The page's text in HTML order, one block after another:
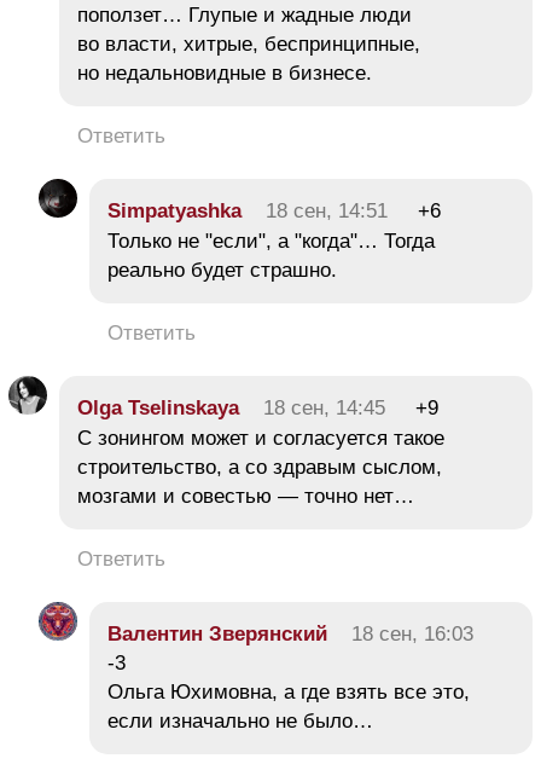
поползет… Глупые и жадные люди
во власти, хитрые, беспринципные,
но недальновидные в бизнесе.
Ответить
Simpatyashka 18 сен, 14:51
+6
Только не "если", а "когда"… Тогда
реально будет страшно.
Ответить
Olga Tselinskaya 18 сен, 14:45
+9
С зонингом может и согласуется такое
строительство, а со здравым сыслом,
мозгами и совестью — точно нет…
Ответить
Валентин Зверянский
18 сен, 16:03
-3
Ольга Юхимовна, а где взять все это,
если изначально не было…